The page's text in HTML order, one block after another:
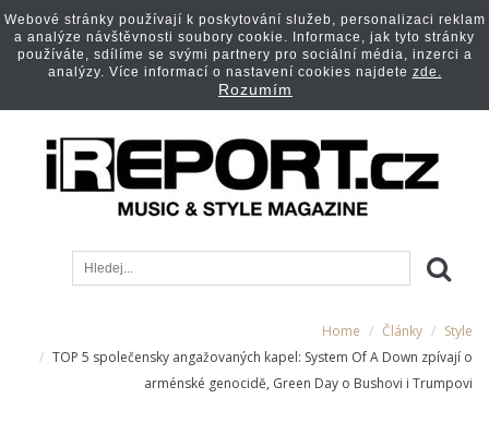
Home Články
Style
TOP 5 společensky angažovaných kapel: System Of A Down zpívají o
arménské genocidě, Green Day o Bushovi i Trumpovi
Webové stránky používají k poskytování služeb, personalizaci reklam
a analýze návštěvnosti soubory cookie. Informace, jak tyto stránky
používáte, sdílíme se svými partnery pro sociální média, inzerci a
analýzy. Více informací o nastavení cookies najdete zde.
Rozumím